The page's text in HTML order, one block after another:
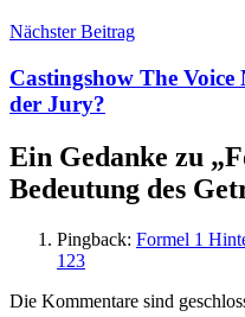
Nächster Beitrag
Castingshow The
der Jury?
Ein Gedanke zu „
Bedeutung des
Pingback: Formel 1
123
Die Kommentare sind